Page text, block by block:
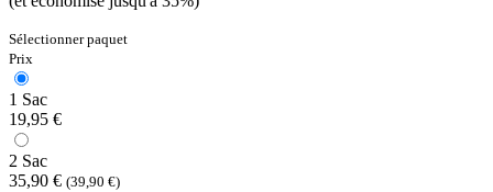
Sélectionner paquet
Prix
1 Sac
19,95 €
2 Sac
35,90 € (39,90 €)